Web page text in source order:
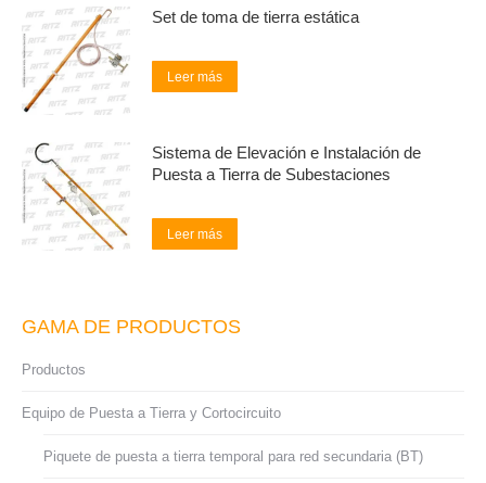
Set de toma de tierra estática
Leer más
Sistema de Elevación e Instalación de
Puesta a Tierra de Subestaciones
Leer más
GAMA DE PRODUCTOS
Productos
Equipo de Puesta a Tierra y Cortocircuito
Piquete de puesta a tierra temporal para red secundaria (BT)